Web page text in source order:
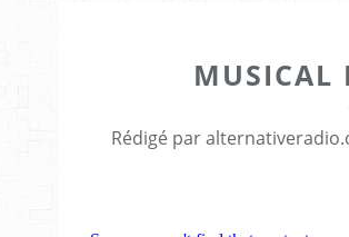
MUSICAL
Rédigé par